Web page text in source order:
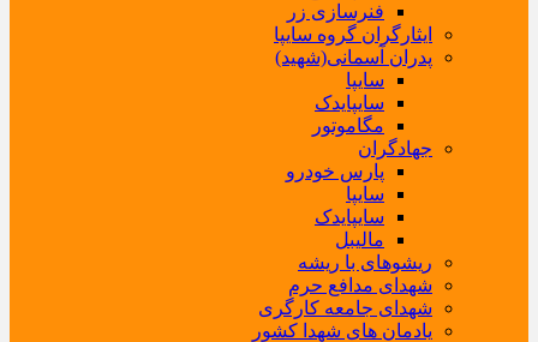
فنرسازی زر
ایثارگران گروه سایپا
پدران آسمانی(شهید)
سایپا
سایپایدک
مگاموتور
جهادگران
پارس خودرو
سایپا
سایپایدک
مالیبل
ریشوهای با ریشه
شهدای مدافع حرم
شهدای جامعه کارگری
یادمان های شهدا کشور